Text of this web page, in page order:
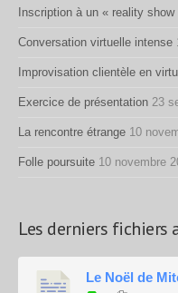
Inscription à un « reality show
Conversation virtuelle intense
Improvisation clientèle en
Exercice de présentation 23
La rencontre étrange 10
Folle poursuite 10 novembre
Les derniers fichiers
Le Noël de